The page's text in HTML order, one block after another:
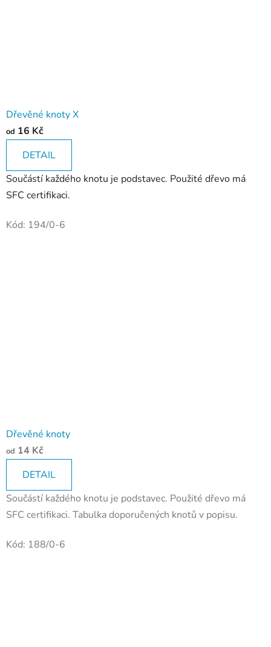
Dřevěné knoty X
od 16 Kč
DETAIL
Součástí každého knotu je podstavec. Použité dřevo má
SFC certifikaci.
Kód: 194/0-6
Dřevěné knoty
od 14 Kč
DETAIL
Součástí každého knotu je podstavec. Použité dřevo má
SFC certifikaci. Tabulka doporučených knotů v popisu.
Kód: 188/0-6